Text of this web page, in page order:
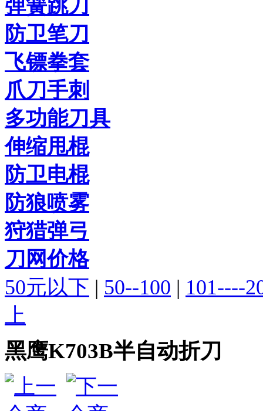
弹簧跳刀
防卫笔刀
飞镖拳套
爪刀手刺
多功能刀具
伸缩甩棍
防卫电棍
防狼喷雾
狩猎弹弓
刀网价格
50元以下 | 50--100 | 101----
上
黑鹰K703B半自动折刀